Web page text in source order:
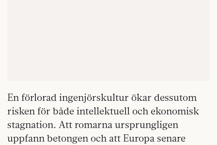
En förlorad ingenjörskultur ökar dessutom
risken för både intellektuell och ekonomisk
stagnation. Att romarna ursprungligen
uppfann betongen och att Europa senare